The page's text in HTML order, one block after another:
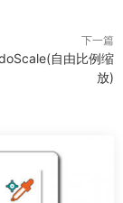
下一篇
自由比例缩
放)